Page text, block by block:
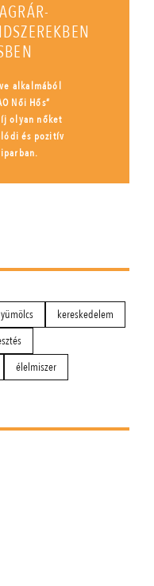
alkalmából
Női Hős”
olyan nőket
és pozitív
kereskedelem
élelmiszer